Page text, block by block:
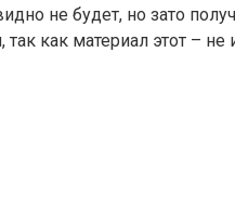
не будет, но зато
как материал этот –